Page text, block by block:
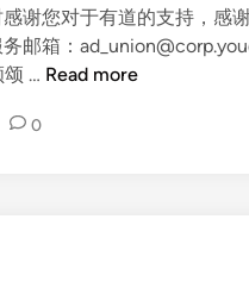
谢您对于有道的支持，感
邮箱：
颂 … 有
Read more
0